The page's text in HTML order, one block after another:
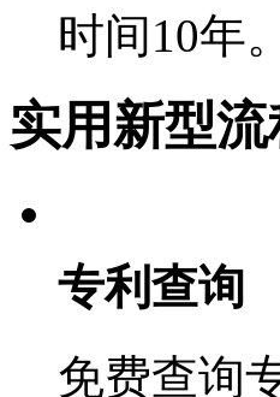
时间10年。
实用新型流
专利查询
免费查询